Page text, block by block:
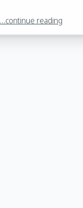
…continue reading